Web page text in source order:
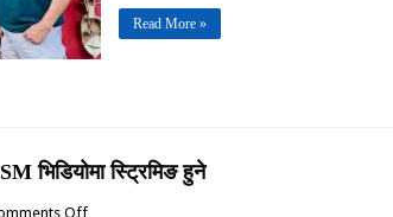
Read More »
भिडियोमा स्ट्रिमिङ हुने
Offon